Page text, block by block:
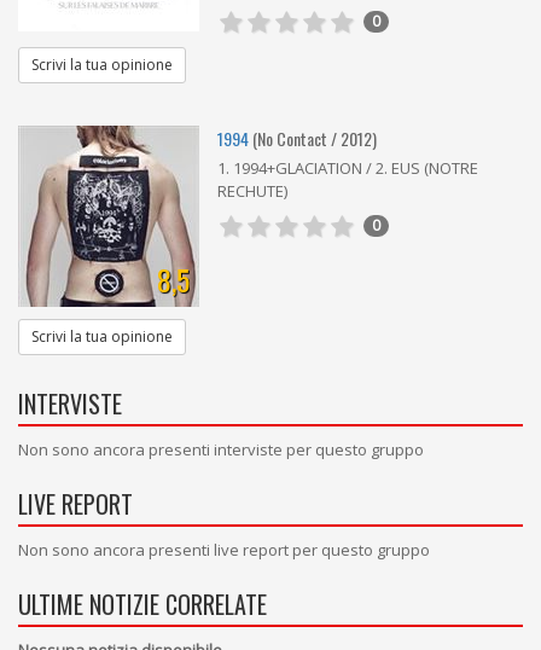
0
Scrivi la tua opinione
8,5
1994(No Contact / 2012)
1. 1994+GLACIATION / 2. EUS (NOTRE
RECHUTE)
0
Scrivi la tua opinione
INTERVISTE
Non sono ancora presenti interviste per questo gruppo
LIVE REPORT
Non sono ancora presenti live report per questo gruppo
ULTIME NOTIZIE CORRELATE